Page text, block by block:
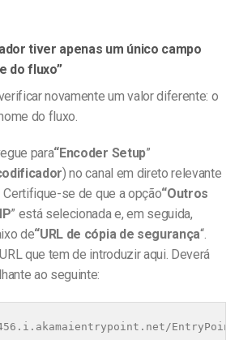
tiver apenas um único campo
do fluxo”
novamente um valor diferente: o
do fluxo.
para“Encoder Setup”
) no canal em direto relevante
Certifique-se de que a opção“Outros
” está selecionada e, em seguida,
de“URL de cópia de segurança“.
que tem de introduzir aqui. Deverá
ao seguinte:
EntryPoint/